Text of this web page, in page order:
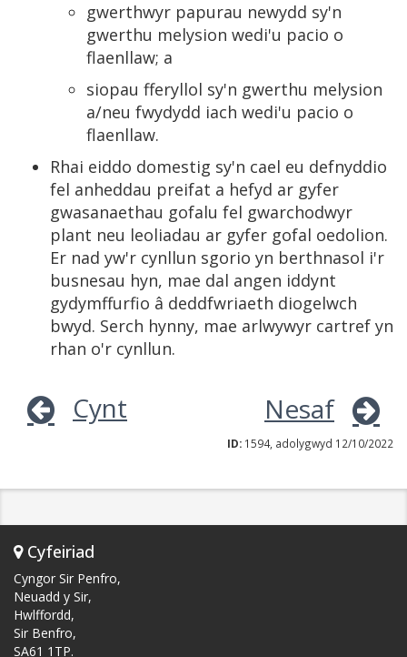
gwerthwyr papurau newydd sy'n
gwerthu melysion wedi'u pacio o
flaenllaw; a
siopau fferyllol sy'n gwerthu melysion
a/neu fwydydd iach wedi'u pacio o
flaenllaw.
Rhai eiddo domestig sy'n cael eu defnyddio
fel anheddau preifat a hefyd ar gyfer
gwasanaethau gofalu fel gwarchodwyr
plant neu leoliadau ar gyfer gofal oedolion.
Er nad yw'r cynllun sgorio yn berthnasol i'r
busnesau hyn, mae dal angen iddynt
gydymffurfio â deddfwriaeth diogelwch
bwyd. Serch hynny, mae arlwywyr cartref yn
rhan o'r cynllun.
Cynt Nesaf
ID: 1594, adolygwyd 12/10/2022
Cyfeiriad
Cyngor Sir Penfro,
Neuadd y Sir,
Hwlffordd,
Sir Benfro,
SA61 1TP.